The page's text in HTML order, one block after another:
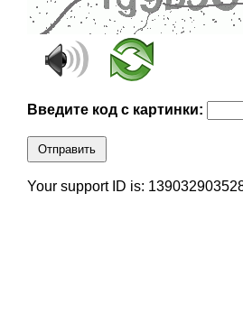
Введите код с картинки:
Отправить
Your support ID is: